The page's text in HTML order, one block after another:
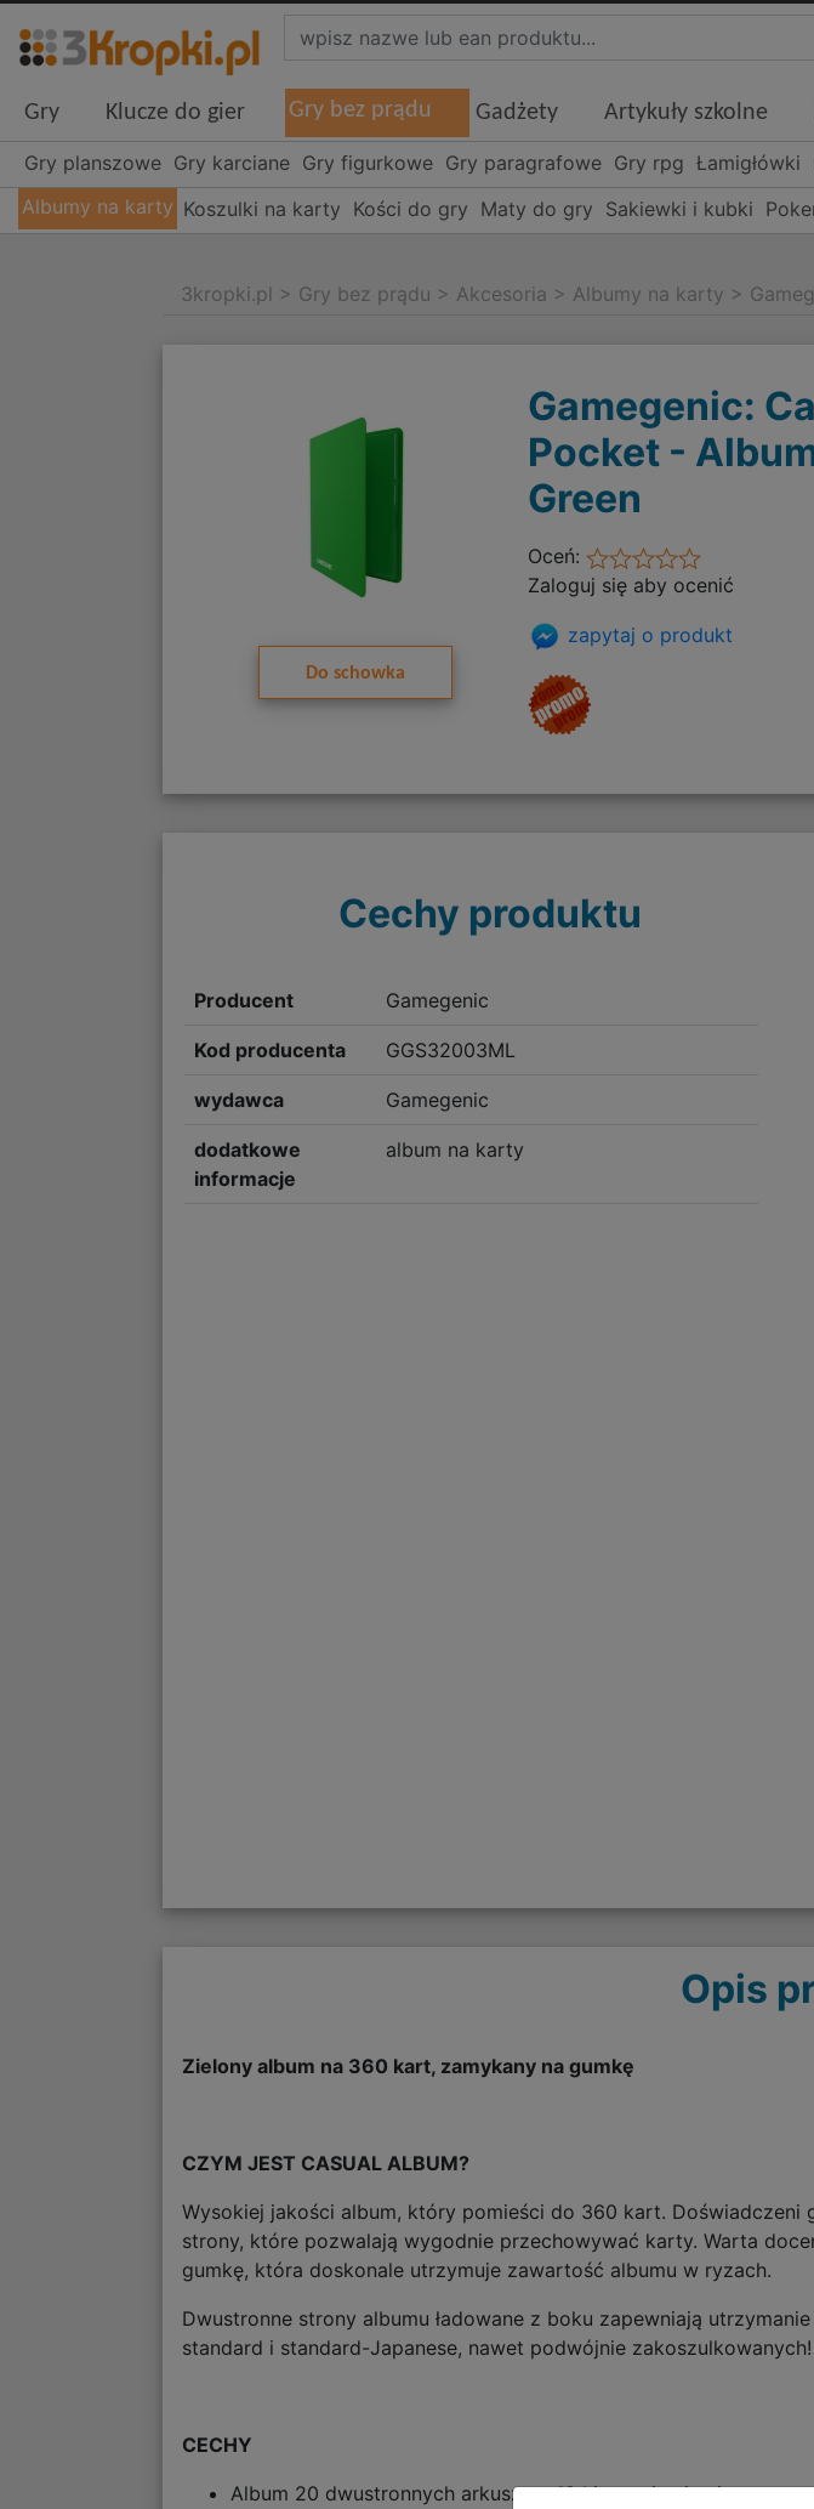
Gry Klucze do gier Gry bez prądu Gadżety Artykuły szkolne
Gry planszowe Gry karciane Gry figurkowe Gry paragrafowe Gry rpg Łamigłówki
Albumy na karty Koszulki na karty Kości do gry Maty do gry Sakiewki i kubki
3kropki.pl > Gry bez prądu > Akcesoria > Albumy na karty >
Do schowka
Gamegenic:
Pocket -
Green
Oceń:
Zaloguj się aby ocenić
zapytaj o produkt
Cechy produktu
Producent Gamegenic
Kod producenta GGS32003ML
wydawca Gamegenic
dodatkowe
informacje
album na karty
Opis
Zielony album na 360 kart, zamykany na gumkę
CZYM JEST CASUAL ALBUM?
Wysokiej jakości album, który pomieści do 360 kart.
strony, które pozwalają wygodnie przechowywać karty. Warta
gumkę, która doskonale utrzymuje zawartość albumu w ryzach.
Dwustronne strony albumu ładowane z boku zapewniają
standard i standard-Japanese, nawet podwójnie zakoszulkowanych!
CECHY
Album 20 dwustronnych arkuszy z 18 kieszeniami,